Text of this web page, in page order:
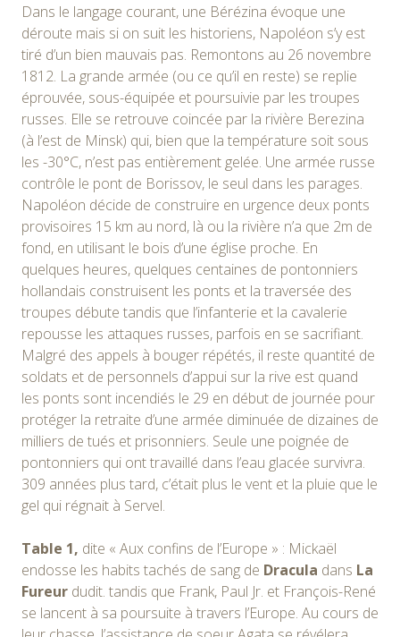
Dans le langage courant, une Bérézina évoque une
déroute mais si on suit les historiens, Napoléon s’y est
tiré d’un bien mauvais pas. Remontons au 26 novembre
1812. La grande armée (ou ce qu’il en reste) se replie
éprouvée, sous-équipée et poursuivie par les troupes
russes. Elle se retrouve coincée par la rivière Berezina
(à l’est de Minsk) qui, bien que la température soit sous
les -30°C, n’est pas entièrement gelée. Une armée russe
contrôle le pont de Borissov, le seul dans les parages.
Napoléon décide de construire en urgence deux ponts
provisoires 15 km au nord, là ou la rivière n’a que 2m de
fond, en utilisant le bois d’une église proche. En
quelques heures, quelques centaines de pontonniers
hollandais construisent les ponts et la traversée des
troupes débute tandis que l’infanterie et la cavalerie
repousse les attaques russes, parfois en se sacrifiant.
Malgré des appels à bouger répétés, il reste quantité de
soldats et de personnels d’appui sur la rive est quand
les ponts sont incendiés le 29 en début de journée pour
protéger la retraite d’une armée diminuée de dizaines de
milliers de tués et prisonniers. Seule une poignée de
pontonniers qui ont travaillé dans l’eau glacée survivra.
309 années plus tard, c’était plus le vent et la pluie que le
gel qui régnait à Servel.
Table 1, dite « Aux confins de l’Europe » : Mickaël
endosse les habits tachés de sang de Dracula dans La
Fureur dudit. tandis que Frank, Paul Jr. et François-René
se lancent à sa poursuite à travers l’Europe. Au cours de